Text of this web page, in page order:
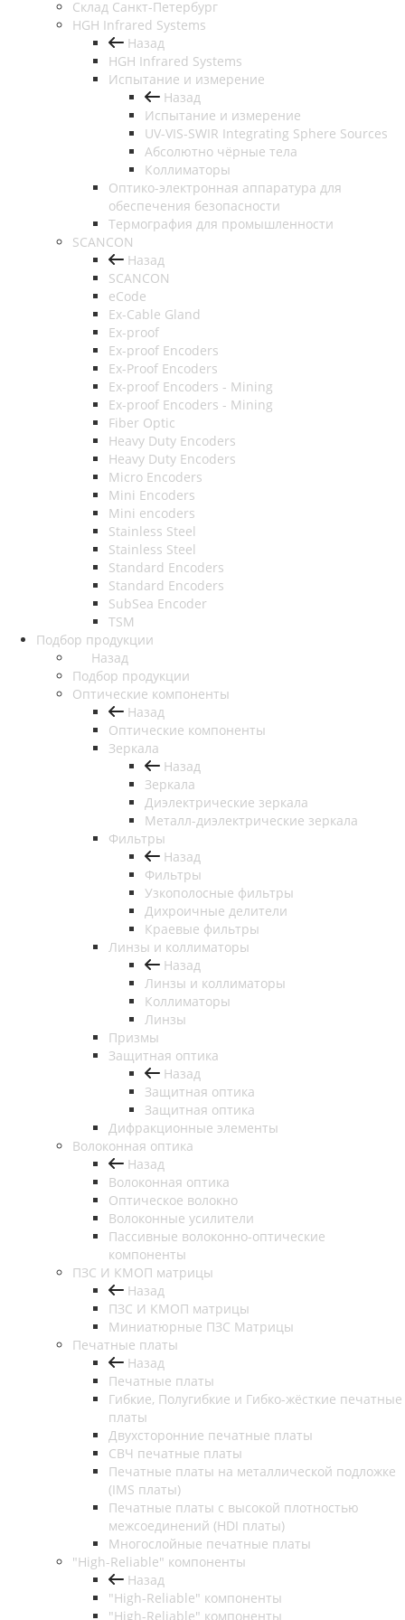
Cклад Санкт-Петербург
HGH Infrared Systems
Назад
HGH Infrared Systems
Испытание и измерение
Назад
Испытание и измерение
UV-VIS-SWIR Integrating Sphere Sources
Абсолютно чёрные тела
Коллиматоры
Оптико-электронная аппаратура для
обеспечения безопасности
Термография для промышленности
SCANCON
Назад
SCANCON
eCode
Ex-Cable Gland
Ex-proof
Ex-proof Encoders
Ex-Proof Encoders
Ex-proof Encoders - Mining
Ex-proof Encoders - Mining
Fiber Optic
Heavy Duty Encoders
Heavy Duty Encoders
Micro Encoders
Mini Encoders
Mini encoders
Stainless Steel
Stainless Steel
Standard Encoders
Standard Encoders
SubSea Encoder
TSM
Подбор продукции
Назад
Подбор продукции
Оптические компоненты
Назад
Оптические компоненты
Зеркала
Назад
Зеркала
Диэлектрические зеркала
Металл-диэлектрические зеркала
Фильтры
Назад
Фильтры
Узкополосные фильтры
Дихроичные делители
Краевые фильтры
Линзы и коллиматоры
Назад
Линзы и коллиматоры
Коллиматоры
Линзы
Призмы
Защитная оптика
Назад
Защитная оптика
Защитная оптика
Дифракционные элементы
Волоконная оптика
Назад
Волоконная оптика
Оптическое волокно
Волоконные усилители
Пассивные волоконно-оптические
компоненты
ПЗС И КМОП матрицы
Назад
ПЗС И КМОП матрицы
Миниатюрные ПЗС Матрицы
Печатные платы
Назад
Печатные платы
Гибкие, Полугибкие и Гибко-жёсткие печатные
платы
Двухсторонние печатные платы
СВЧ печатные платы
Печатные платы на металлической подложке
(IMS платы)
Печатные платы с высокой плотностью
межсоединений (HDI платы)
Многослойные печатные платы
"High-Reliable" компоненты
Назад
"High-Reliable" компоненты
"High-Reliable" компоненты